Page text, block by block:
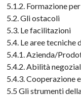
5.1.2. Formazione
5.2. Gli ostacoli
5.3. Le facilitazioni
5.4. Le aree tecniche
5.4.1. Azienda/
5.4.2. Abilità
5.4.3. Cooperazione
5.5 Gli strumenti